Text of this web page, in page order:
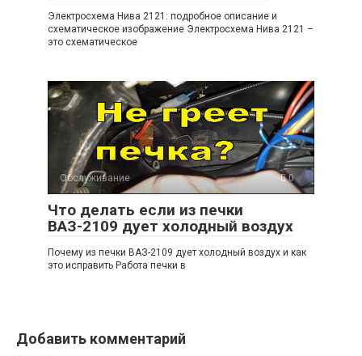
Электросхема Нива 2121: подробное описание и
схематическое изображение Электросхема Нива 2121 –
это схематическое
Обслуживание 0
Что делать если из печки
ВАЗ-2109 дует холодный воздух
Почему из печки ВАЗ-2109 дует холодный воздух и как
это исправить Работа печки в
Добавить комментарий